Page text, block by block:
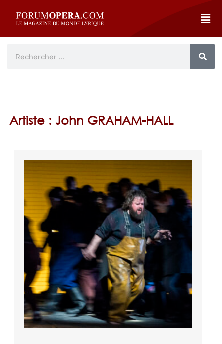
Artiste : John GRAHAM-HALL